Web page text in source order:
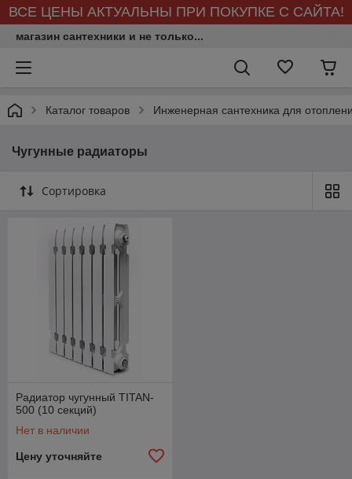
ВСЕ ЦЕНЫ АКТУАЛЬНЫ ПРИ ПОКУПКЕ С САЙТА!
магазин сантехники и не только...
Каталог товаров Инженерная сантехника для
Чугунные радиаторы
Сортировка
Радиатор чугунный TITAN-
500 (10 секций)
Нет в наличии
Цену уточняйте